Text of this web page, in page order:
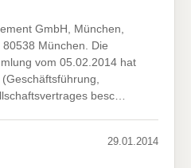
GmbH, München,
München. Die
vom 05.02.2014 hat
besc…
29.01.2014